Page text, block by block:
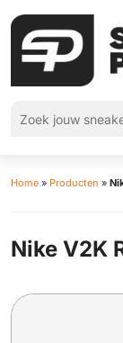
Home » Producten »
Nike V2K